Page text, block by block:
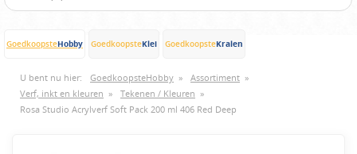
GoedkoopsteHobby GoedkoopsteKlei GoedkoopsteKralen
U bent nu hier: GoedkoopsteHobby » Assortiment »
Verf, inkt en kleuren » Tekenen / Kleuren »
Rosa Studio Acrylverf Soft Pack 200 ml 406 Red Deep